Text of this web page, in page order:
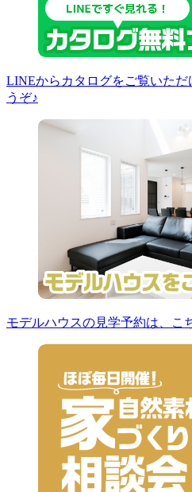
LINEからカタログをご覧いた
うぞ♪
モデルハウスの見学予約は、こ